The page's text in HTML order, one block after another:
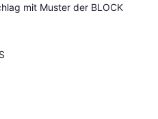
mit Muster der BLOCK